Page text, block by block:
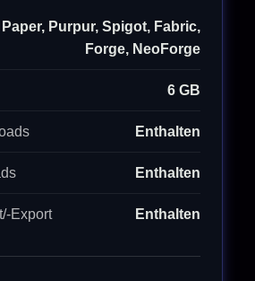
Paper, Purpur, Spigot, Fabric,
Forge, NeoForge
6 GB
Enthalten
Enthalten
Export Enthalten